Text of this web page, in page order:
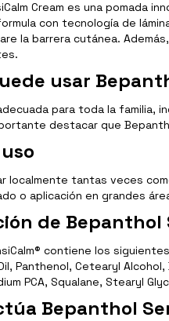
Cream es una pomada
con tecnología de
la barrera cutánea.
usar
para toda la familia,
destacar que
localmente tantas veces
o aplicación en grandes
de Bepanthol
contiene los
Panthenol, Cetearyl
PCA, Squalane, Stearyl
Bepanthol